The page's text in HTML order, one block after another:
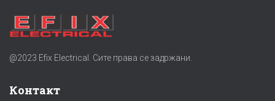
@2023 Efix Electrical. Сите права се задржани.
Контакт